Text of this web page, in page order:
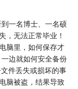
一名博士、一名硕
，无法正常毕业！
脑里，如何保存才
边就如何安全备份
件丢失或损坏的事
脑被盗，结果导致